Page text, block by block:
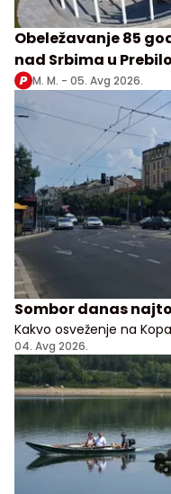
Obeležavanje 85
nad Srbima u
M. M. - 05. Avg 2026.
Sombor danas
Kakvo osveženje na
Celzijusa!
04. Avg 2026.